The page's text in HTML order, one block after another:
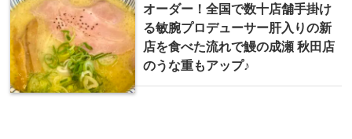
オーダー！全国で数十店舗手掛け
る敏腕プロデューサー肝入りの新
店を食べた流れで鰻の成瀬 秋田店
のうな重もアップ♪